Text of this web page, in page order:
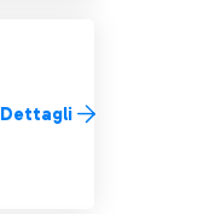
Dettagli